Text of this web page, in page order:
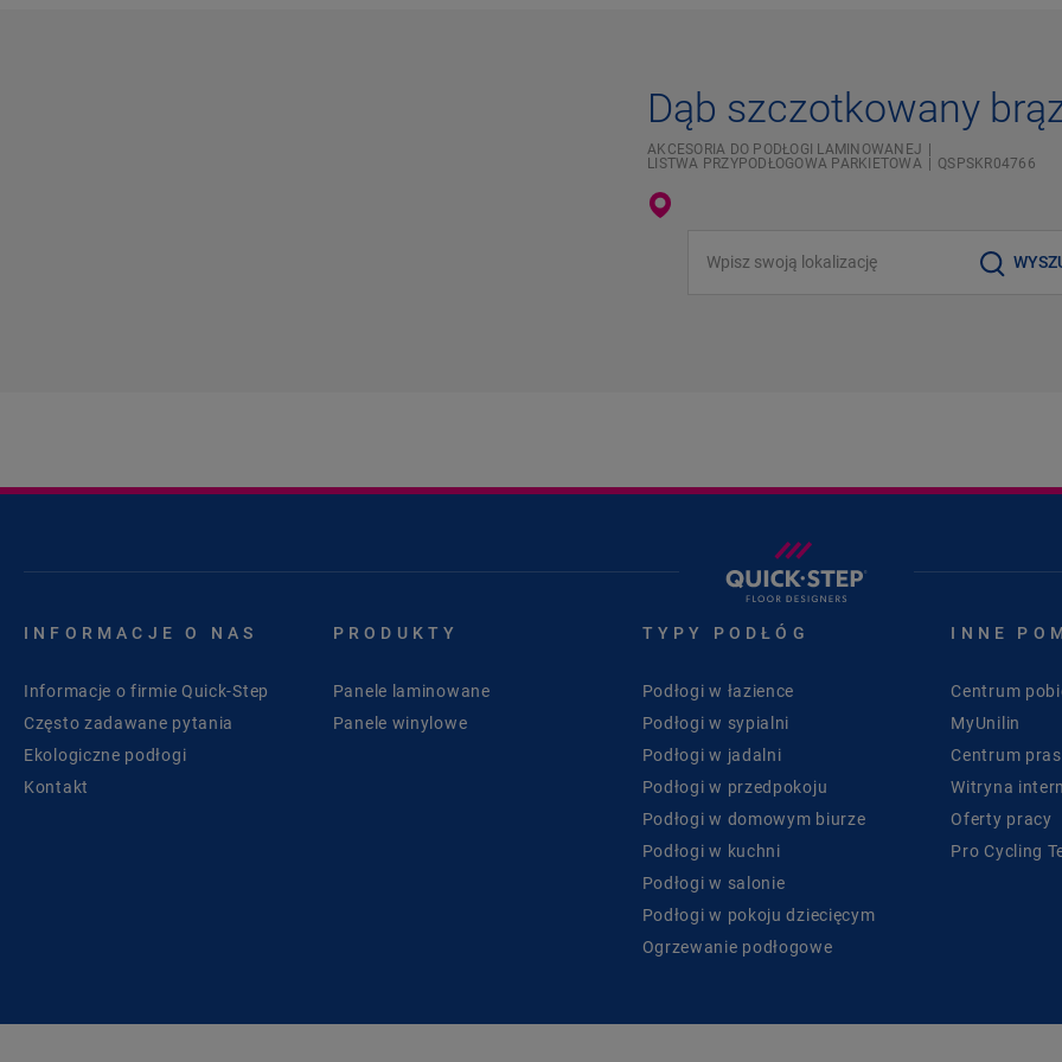
Dąb szczotkowany
AKCESORIA DO PODŁOGI LAMINOWANEJ
LISTWA PRZYPODŁOGOWA PARKIETOWA
QSPSKR04766
INFORMACJE O NAS
Informacje o firmie Quick-Step
Często zadawane pytania
Ekologiczne podłogi
Kontakt
PRODUKTY
Panele laminowane
Panele winylowe
TYPY PODŁÓG
Podłogi w łazience
Podłogi w sypialni
Podłogi w jadalni
Podłogi w przedpokoju
Podłogi w domowym biurze
Podłogi w kuchni
Podłogi w salonie
Podłogi w pokoju dziecięcym
Ogrzewanie podłogowe
INNE
Centrum
MyUnilin
Centrum
Witryna
Oferty pracy
Pro Cycling